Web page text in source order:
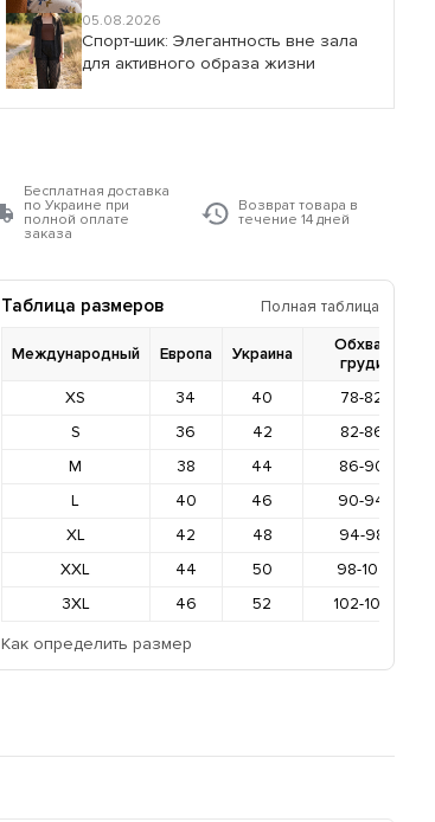
05.08.2026
Спорт-шик: Элегантность вне зала
для активного образа жизни
Бесплатная доставка
по Украине при
полной оплате
заказа
Возврат товара в
течение 14 дней
Таблица размеров Полная таблица
Международный Европа Украина
Обхват
груди
XS
34 40
78-82
S
36 42
82-86
M
38 44
86-90
L
40 46
90-94
XL
42 48
94-98
XXL
44 50
98-102
3XL
46 52
102-106
Как определить размер